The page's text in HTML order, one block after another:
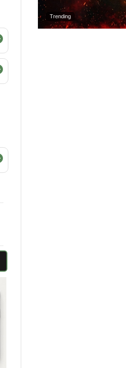
Trending